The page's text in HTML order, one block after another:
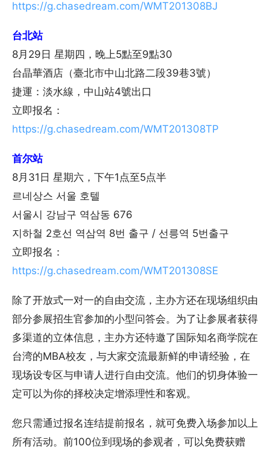
https://g.chasedream.com/WMT201308BJ
台北站
8月29日 星期四，晚上5點至9點30
台晶華酒店（臺北市中山北路二段39巷3號）
捷運：淡水線，中山站4號出口
立即报名：
https://g.chasedream.com/WMT201308TP
首尔站
8月31日 星期六，下午1点至5点半
르네상스 서울 호텔
서울시 강남구 역삼동 676
지하철 2호선 역삼역 8번 출구 / 선릉역 5번출구
立即报名：
https://g.chasedream.com/WMT201308SE
除了开放式一对一的自由交流，主办方还在现场组织由
部分参展招生官参加的小型问答会。为了让参展者获得
多渠道的立体信息，主办方还特邀了国际知名商学院在
台湾的MBA校友，与大家交流最新鲜的申请经验，在
现场设专区与申请人进行自由交流。他们的切身体验一
定可以为你的择校决定增添理性和客观。
您只需通过报名连结提前报名，就可免费入场参加以上
所有活动。前100位到现场的参观者，可以免费获赠